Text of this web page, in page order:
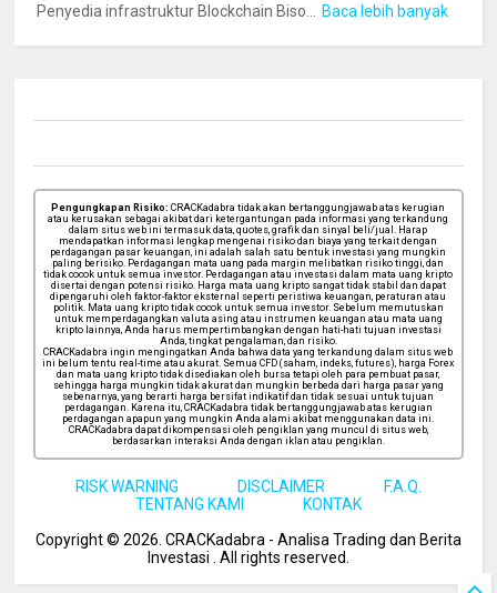
Penyedia infrastruktur Blockchain Biso...
Baca lebih banyak
Pengungkapan Risiko: CRACKadabra tidak akan bertanggungjawab atas kerugian
atau kerusakan sebagai akibat dari ketergantungan pada informasi yang terkandung
dalam situs web ini termasuk data, quotes, grafik dan sinyal beli/jual. Harap
mendapatkan informasi lengkap mengenai risiko dan biaya yang terkait dengan
perdagangan pasar keuangan, ini adalah salah satu bentuk investasi yang mungkin
paling berisiko. Perdagangan mata uang pada margin melibatkan risiko tinggi, dan
tidak cocok untuk semua investor. Perdagangan atau investasi dalam mata uang kripto
disertai dengan potensi risiko. Harga mata uang kripto sangat tidak stabil dan dapat
dipengaruhi oleh faktor-faktor eksternal seperti peristiwa keuangan, peraturan atau
politik. Mata uang kripto tidak cocok untuk semua investor. Sebelum memutuskan
untuk memperdagangkan valuta asing atau instrumen keuangan atau mata uang
kripto lainnya, Anda harus mempertimbangkan dengan hati-hati tujuan investasi
Anda, tingkat pengalaman, dan risiko.
CRACKadabra ingin mengingatkan Anda bahwa data yang terkandung dalam situs web
ini belum tentu real-time atau akurat. Semua CFD (saham, indeks, futures), harga Forex
dan mata uang kripto tidak disediakan oleh bursa tetapi oleh para pembuat pasar,
sehingga harga mungkin tidak akurat dan mungkin berbeda dari harga pasar yang
sebenarnya, yang berarti harga bersifat indikatif dan tidak sesuai untuk tujuan
perdagangan. Karena itu, CRACKadabra tidak bertanggungjawab atas kerugian
perdagangan apapun yang mungkin Anda alami akibat menggunakan data ini.
CRACKadabra dapat dikompensasi oleh pengiklan yang muncul di situs web,
berdasarkan interaksi Anda dengan iklan atau pengiklan.
RISK WARNING DISCLAIMER
F.A.Q.
TENTANG KAMI
KONTAK
Copyright © 2026 . CRACKadabra - Analisa Trading dan Berita
Investasi . All rights reserved.